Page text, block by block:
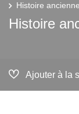
Histoire
Histoire
Ajouter à la